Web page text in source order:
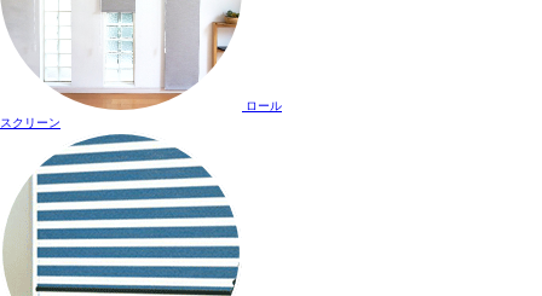
ロール
スクリーン